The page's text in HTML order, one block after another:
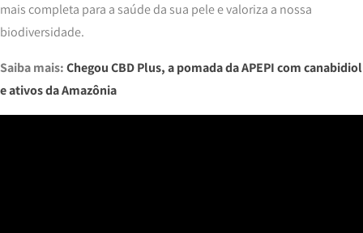
mais completa para a saúde da sua pele e valoriza a nossa
biodiversidade.
Saiba mais:Chegou CBD Plus, a pomada da APEPI com canabidiol
e ativos da Amazônia